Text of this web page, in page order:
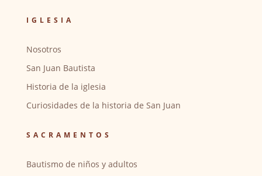
IGLESIA
Nosotros
San Juan Bautista
Historia de la iglesia
Curiosidades de la historia de San Juan
SACRAMENTOS
Bautismo de niños y adultos